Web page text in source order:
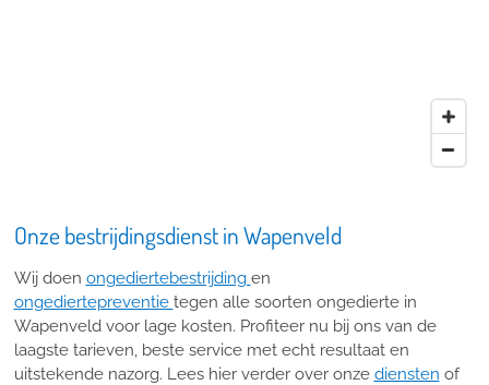
Onze bestrijdingsdienst in Wapenveld
Wij doen ongediertebestrijding en
ongediertepreventie tegen alle soorten ongedierte in
Wapenveld voor lage kosten. Profiteer nu bij ons van de
laagste tarieven, beste service met echt resultaat en
uitstekende nazorg. Lees hier verder over onze diensten of